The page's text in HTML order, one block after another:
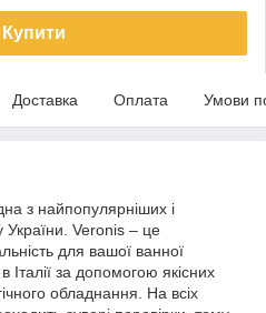
Купити
Доставка Оплата Умови
з найпопулярніших і
України. Veronis – це
для вашої ванної
Італії за допомогою якісних
обладнання. На всіх